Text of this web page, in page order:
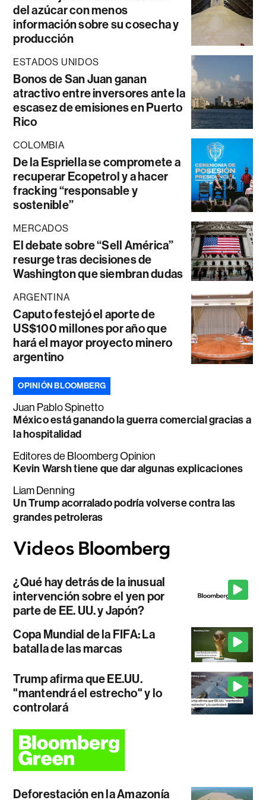
del azúcar con menos
información sobre su cosecha y
producción
ESTADOS UNIDOS
Bonos de San Juan ganan
atractivo entre inversores ante la
escasez de emisiones en Puerto
Rico
COLOMBIA
De la Espriella se compromete a
recuperar Ecopetrol y a hacer
fracking “responsable y
sostenible”
MERCADOS
El debate sobre “Sell América”
resurge tras decisiones de
Washington que siembran dudas
ARGENTINA
Caputo festejó el aporte de
US$100 millones por año que
hará el mayor proyecto minero
argentino
OPINIÓN BLOOMBERG
Juan Pablo Spinetto
México está ganando la guerra comercial gracias a
la hospitalidad
Editores de Bloomberg Opinion
Kevin Warsh tiene que dar algunas explicaciones
Liam Denning
Un Trump acorralado podría volverse contra las
grandes petroleras
¿Qué hay detrás de la inusual
intervención sobre el yen por
parte de EE. UU. y Japón?
Copa Mundial de la FIFA: La
batalla de las marcas
Trump afirma que EE.UU.
"mantendrá el estrecho" y lo
controlará
Deforestación en la Amazonía